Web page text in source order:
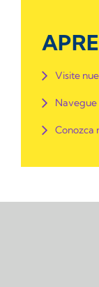
Visite
Navegue
Conozca